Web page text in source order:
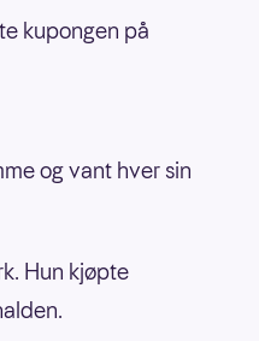
kupongen på
og vant hver sin
Hun kjøpte